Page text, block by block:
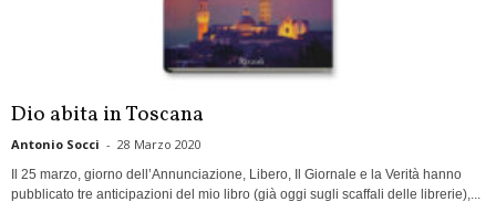
Dio abita in Toscana
Antonio Socci - 28 Marzo 2020
Il 25 marzo, giorno dell’Annunciazione, Libero, Il Giornale e la Verità hanno
pubblicato tre anticipazioni del mio libro (già oggi sugli scaffali delle librerie),...